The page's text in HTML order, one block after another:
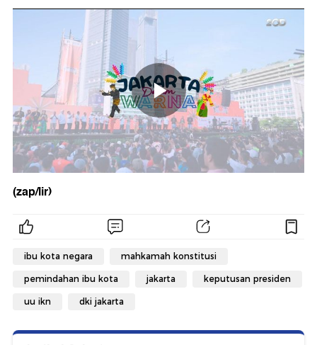
(zap/lir)
ibu kota negara mahkamah konstitusi
pemindahan ibu kota jakarta keputusan presiden
uu ikn dki jakarta